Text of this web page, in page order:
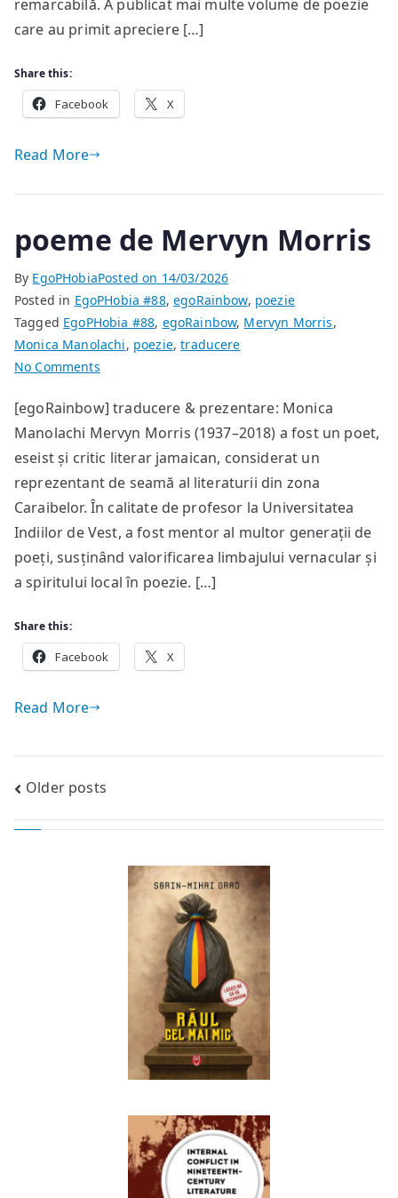
remarcabilă. A publicat mai multe volume de poezie
care au primit apreciere […]
Share this:
Facebook X
Read More
poeme de Mervyn Morris
By EgoPHobiaPosted on 14/03/2026
Posted in EgoPHobia #88,egoRainbow, poezie
Tagged EgoPHobia #88, egoRainbow, Mervyn Morris,
Monica Manolachi, poezie,traducere
No Commentson
de
Mervyn
Morris
[egoRainbow] traducere & prezentare: Monica
Manolachi Mervyn Morris (1937–2018) a fost un poet,
eseist și critic literar jamaican, considerat un
reprezentant de seamă al literaturii din zona
Caraibelor. În calitate de profesor la Universitatea
Indiilor de Vest, a fost mentor al multor generații de
poeți, susținând valorificarea limbajului vernacular și
a spiritului local în poezie. […]
Share this:
Facebook X
Read More
Posts
navigation
Older posts